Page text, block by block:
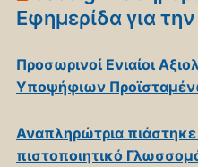
Εφημερίδα για
Προσωρινοί Ενιαίοι
Υποψήφιων
Αναπληρώτρια
πιστοποιητικό